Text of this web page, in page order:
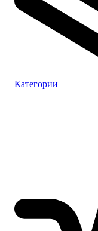
Категории